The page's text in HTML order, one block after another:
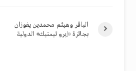
الباقر وهيثم محمدين يفوزان
بجائزة «إبرو تيمتيك» الدولية